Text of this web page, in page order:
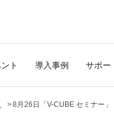
ト 導入事例 サポー
8月26日「V-CUBE セミナー